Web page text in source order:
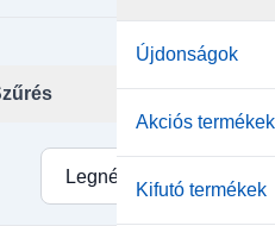
Újdonságok
Akciós termékek
Kifutó termékek
oldalanként
Rendezés